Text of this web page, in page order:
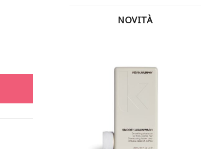
NOVITÀ